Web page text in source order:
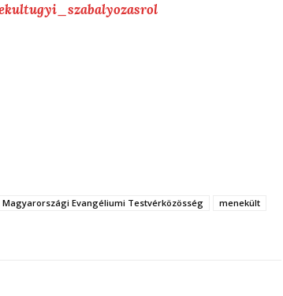
Magyarországi Evangéliumi Testvérközösség
menekült